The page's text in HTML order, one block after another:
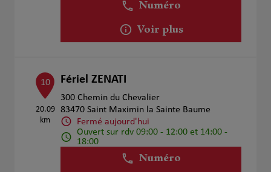
Numéro
Voir plus
10
20.09
km
Fériel ZENATI
300 Chemin du Chevalier
83470 Saint Maximin la Sainte Baume
Fermé aujourd'hui
Ouvert sur rdv 09:00 - 12:00 et 14:00 -
18:00
Numéro